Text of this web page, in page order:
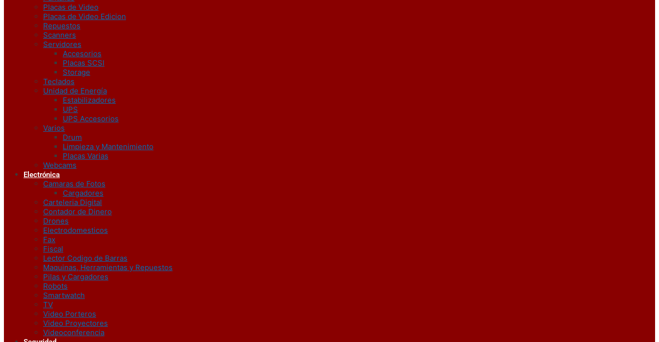
Placas de Video
Placas de Video Edicion
Repuestos
Scanners
Servidores
Accesorios
Placas SCSI
Storage
Teclados
Unidad de Energía
Estabilizadores
UPS
UPS Accesorios
Varios
Drum
Limpieza y Mantenimiento
Placas Varias
Webcams
Electrónica
Camaras de Fotos
Cargadores
Carteleria Digital
Contador de Dinero
Drones
Electrodomesticos
Fax
Fiscal
Lector Codigo de Barras
Maquinas, Herramientas y Repuestos
Pilas y Cargadores
Robots
Smartwatch
TV
Video Porteros
Video Proyectores
Videoconferencia